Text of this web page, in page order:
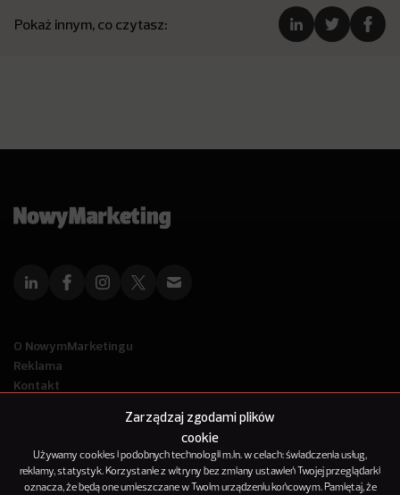
Zarządzaj zgodami plików
cookie
Używamy cookies i podobnych technologii m.in. w celach: świadczenia usług,
reklamy, statystyk. Korzystanie z witryny bez zmiany ustawień Twojej przeglądarki
oznacza, że będą one umieszczane w Twoim urządzeniu końcowym. Pamiętaj, że
Pokaż innym, co czytasz:
O NowymMarketingu
Reklama
Kontakt